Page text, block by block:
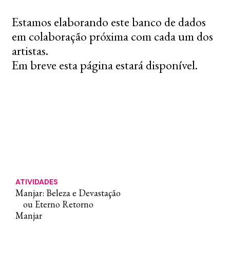
ATIVIDADES
Manjar: Beleza e Devastação
ou Eterno Retorno
Manjar
Estamos elaborando este banco de dados
em colaboração próxima com cada um dos
artistas.
Em breve esta página estará disponível.